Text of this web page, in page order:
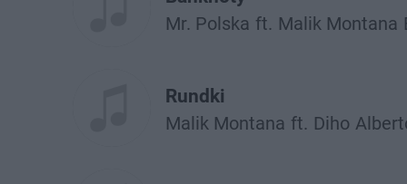
Mr. Polska ft. Malik Montana
Rundki
Malik Montana ft. Diho